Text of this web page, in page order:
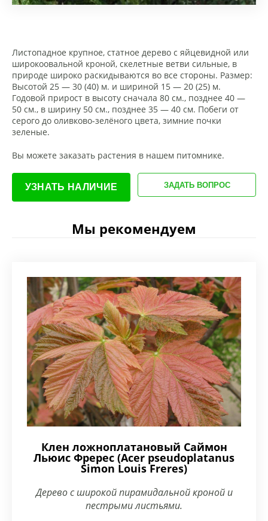
Листопадное крупное, статное дерево с яйцевидной или
широкоовальной кроной, скелетные ветви сильные, в
природе широко раскидываются во все стороны. Размер:
Высотой 25 — 30 (40) м. и шириной 15 — 20 (25) м.
Годовой прирост в высоту сначала 80 см., позднее 40 —
50 см., в ширину 50 см., позднее 35 — 40 см. Побеги от
серого до оливково-зелёного цвета, зимние почки
зеленые.
Вы можете заказать растения в нашем питомнике.
УЗНАТЬ НАЛИЧИЕ ЗАДАТЬ ВОПРОС
Мы рекомендуем
Клен ложноплатановый Саймон
Льюис Фререс (Acer pseudoplatanus
Simon Louis Freres)
Дерево с широкой пирамидальной кроной и
пестрыми листьями.